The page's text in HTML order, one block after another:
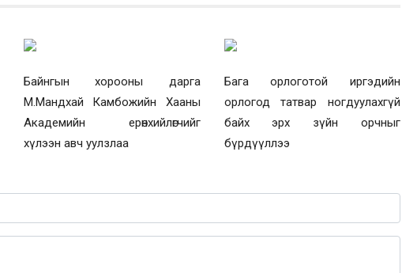
Байнгын хорооны дарга
М.Мандхай Камбожийн Хааны
Академийн ерөнхийлөгчийг
хүлээн авч уулзлаа
Бага орлоготой иргэдийн
орлогод татвар ногдуулахгүй
байх эрх зүйн орчныг
бүрдүүллээ